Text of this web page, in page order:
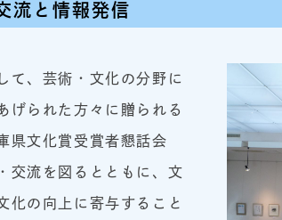
流と情報発信
て、芸術・文化の分野に
げられた方々に贈られる
県文化賞受賞者懇話会
交流を図るとともに、文
化の向上に寄与すること